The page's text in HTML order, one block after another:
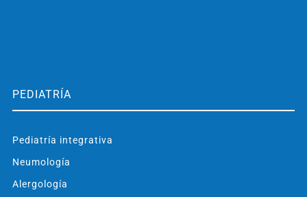
PEDIATRÍA
Pediatría integrativa
Neumología
Alergología